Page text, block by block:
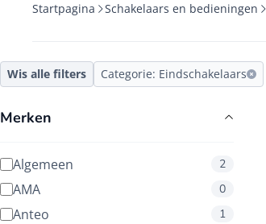
Startpagina Schakelaars en bedieningen
Wis alle filters Categorie: Eindschakelaars
Merken
Algemeen 2
AMA 0
Anteo 1